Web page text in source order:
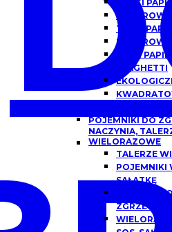
KUBKI
TACKI
MISKI
SPAGHETTI
POJEMNIKI DO
NACZYNIA,
WIELORAZOWE
TALERZE
POJEMNIKI
SAŁATKĘ
ZGRZEWU